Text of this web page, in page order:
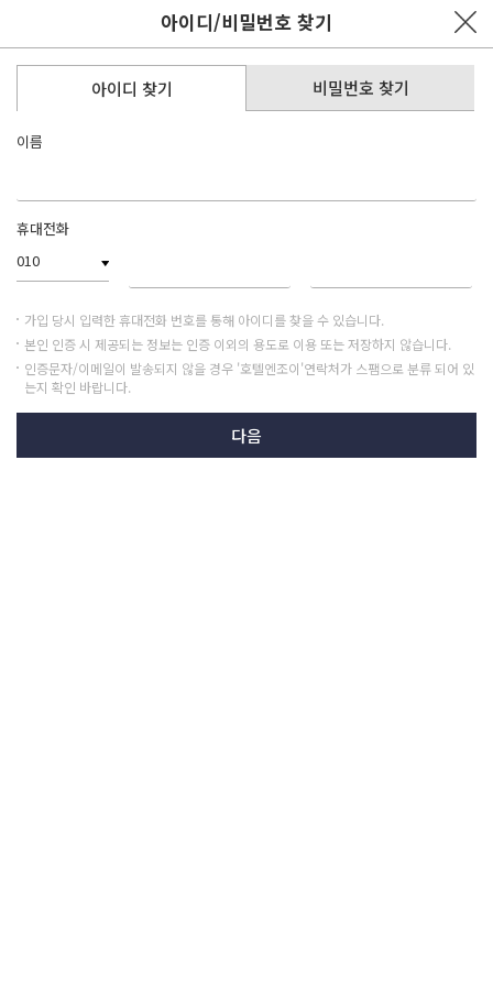
아이디/비밀번호 찾기
아이디 찾기 비밀번호 찾기
이름
휴대전화
010
가입 당시 입력한 휴대전화 번호를 통해 아이디를 찾을 수 있습니다.
본인 인증 시 제공되는 정보는 인증 이외의 용도로 이용 또는 저장하지 않습니다.
인증문자/이메일이 발송되지 않을 경우 '호텔엔조이'연락처가 스팸으로 분류 되어 있
는지 확인 바랍니다.
다음